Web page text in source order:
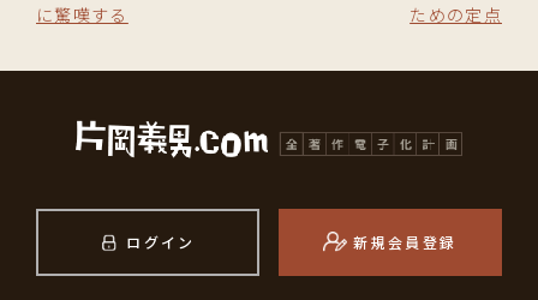
に驚嘆する
ための定点
ログイン 新規会員登録